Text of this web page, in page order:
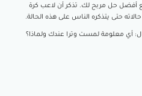
أفضل حل مربح لك. تذكر أن لاعب كرة
حتى يتذكره الناس على هذه الحالة.
أي معلومة لمست وترا عندك ولماذا؟